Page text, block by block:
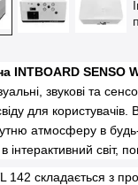
INTBOARD SENSO
звукові та
для
атмосферу в
інтерактивний світ,
складається з